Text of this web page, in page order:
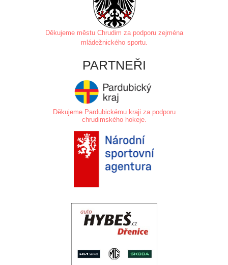
Děkujeme městu Chrudim za podporu zejména
mládežnického sportu.
PARTNEŘI
Děkujeme Pardubickému kraji za podporu
chrudimského hokeje.